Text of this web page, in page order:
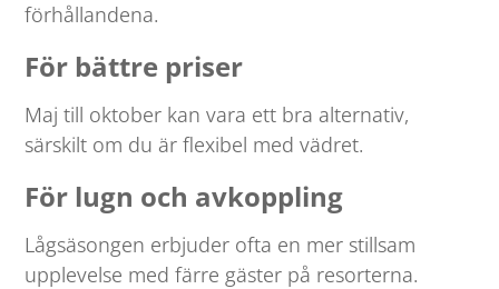
förhållandena.
För bättre priser
Maj till oktober kan vara ett bra alternativ,
särskilt om du är flexibel med vädret.
För lugn och avkoppling
Lågsäsongen erbjuder ofta en mer stillsam
upplevelse med färre gäster på resorterna.